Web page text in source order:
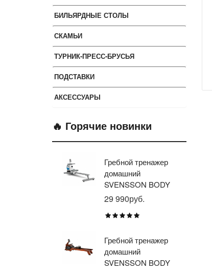
БИЛЬЯРДНЫЕ СТОЛЫ
СКАМЬИ
ТУРНИК-ПРЕСС-БРУСЬЯ
ПОДСТАВКИ
АКСЕССУАРЫ
🔥 Горячие новинки
Гребной тренажер
домашний
SVENSSON BODY
LABS WHEELO
29 990руб.
Гребной тренажер
домашний
SVENSSON BODY